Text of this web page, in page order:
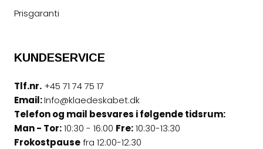
Prisgaranti
KUNDESERVICE
Tlf.nr. +45 71 74 75 17
Email:Info@klaedeskabet.dk
Telefon og mail besvares i følgende tidsrum:
Man - Tor:10:30 - 16:00 Fre:10:30-13:30
Frokostpausefra 12:00-12:30